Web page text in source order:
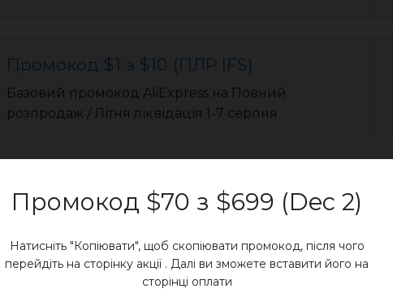
Промокод $1 з $10 (ПЛР IFS)
Базовий промокод AliExpress на Повний
розпродаж / Літня ліквідація 1-7 серпня
Базовий промокод AliExpress на Повний
розпродаж / Літня ліквідація 1-7 серпня
Промокод $70 з $699 (Dec 2)
Натисніть "Копіювати", щоб скопіювати промокод, після чого
перейдіть на сторінку акції . Далі ви зможете вставити його на
сторінці оплати